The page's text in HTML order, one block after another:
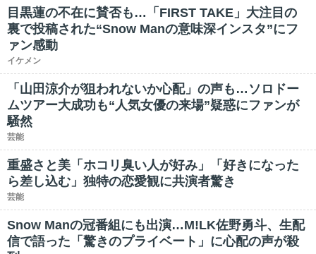
目黒蓮の不在に賛否も…「FIRST TAKE」大注目の
裏で投稿された“Snow Manの意味深インスタ”にフ
ァン感動
イケメン
「山田涼介が狙われないか心配」の声も…ソロドー
ムツアー大成功も“人気女優の来場”疑惑にファンが
騒然
芸能
重盛さと美「ホコリ臭い人が好み」「好きになった
ら差し込む」独特の恋愛観に共演者驚き
芸能
Snow Manの冠番組にも出演…M!LK佐野勇斗、生配
信で語った「驚きのプライベート」に心配の声が殺